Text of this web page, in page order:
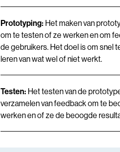
Prototyping: Het maken van
om te testen of ze werken en om
de gebruikers. Het doel is om snel
leren van wat wel of niet werkt.
Testen: Het testen van de
verzamelen van feedback om te
werken en of ze de beoogde